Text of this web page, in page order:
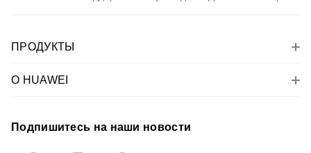
ПРОДУКТЫ
О HUAWEI
Подпишитесь на наши новости